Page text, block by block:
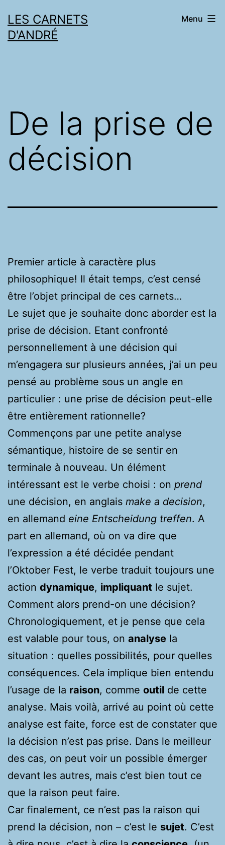
to
content
LES CARNETS
D'ANDRÉ
Menu
De la prise de
décision
Premier article à caractère plus
philosophique! Il était temps, c’est censé
être l’objet principal de ces carnets…
Le sujet que je souhaite donc aborder est la
prise de décision. Etant confronté
personnellement à une décision qui
m’engagera sur plusieurs années, j’ai un peu
pensé au problème sous un angle en
particulier : une prise de décision peut-elle
être entièrement rationnelle?
Commençons par une petite analyse
sémantique, histoire de se sentir en
terminale à nouveau. Un élément
intéressant est le verbe choisi : on prend
une décision, en anglais make a decision,
en allemand eine Entscheidung treffen. A
part en allemand, où on va dire que
l’expression a été décidée pendant
l’Oktober Fest, le verbe traduit toujours une
action dynamique, impliquant le sujet.
Comment alors prend-on une décision?
Chronologiquement, et je pense que cela
est valable pour tous, on analyse la
situation : quelles possibilités, pour quelles
conséquences. Cela implique bien entendu
l’usage de la raison, comme outil de cette
analyse. Mais voilà, arrivé au point où cette
analyse est faite, force est de constater que
la décision n’est pas prise. Dans le meilleur
des cas, on peut voir un possible émerger
devant les autres, mais c’est bien tout ce
que la raison peut faire.
Car finalement, ce n’est pas la raison qui
prend la décision, non – c’est le sujet. C’est